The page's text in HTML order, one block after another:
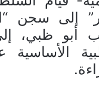
إلى سجن
أبو ظبي،